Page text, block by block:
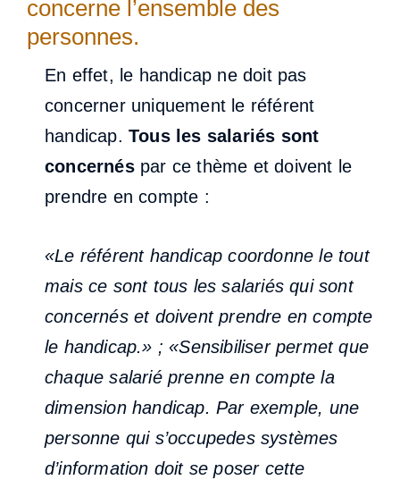
concerne l’ensemble des
personnes.
En effet, le handicap ne doit pas
concerner uniquement le référent
handicap. Tous les salariés sont
concernéspar ce thème et doivent le
prendre en compte :
«Le référent handicap coordonne le tout
mais ce sont tous les salariés qui sont
concernés et doivent prendre en compte
le handicap.» ; «Sensibiliser permet que
chaque salarié prenne en compte la
dimension handicap. Par exemple, une
personne qui s’occupedes systèmes
d’information doit se poser cette